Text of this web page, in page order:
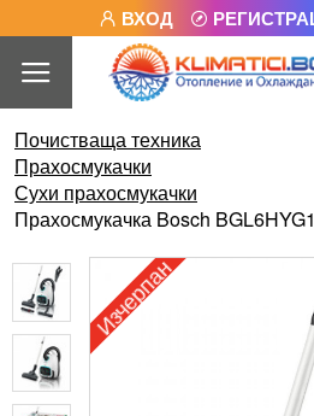
ВХОД
Почистваща техника
Прахосмукачки
Сухи прахосмукачки
Прахосмукачка Bosch
Изчерпан